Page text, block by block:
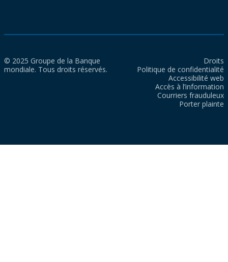
© 2025 Groupe de la Banque
mondiale. Tous droits réservés.
Droits
Politique de confidentialité
Accessibilité web
Accès à l’information
Courriers frauduleux
Porter plainte